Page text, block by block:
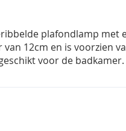
plafondlamp met
12cm en is voorzien
voor de badkamer.